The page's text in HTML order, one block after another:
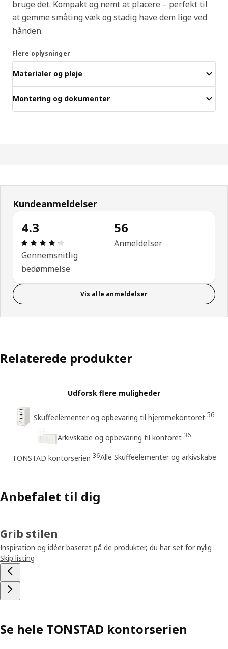
bruge det. Kompakt og nemt at placere – perfekt til
at gemme småting væk og stadig have dem lige ved
hånden.
Flere oplysninger
Materialer og pleje
Montering og dokumenter
Kundeanmeldelser
4.3
Anmeldelse: 4.3 Ud af 5 Stjerner. Anmeldelser i
Gennemsnitlig
bedømmelse
56
Anmeldelser
Vis alle anmeldelser
Relaterede produkter
Udforsk flere muligheder
Skuffeelementer og opbevaring til hjemmekontoret 56
Arkivskabe og opbevaring til kontoret 36
TONSTAD kontorserien 36Alle Skuffeelementer og arkivskabe
Anbefalet til dig
Grib stilen
Inspiration og idéer baseret på de produkter, du har set for nylig
Skip listing
Se hele TONSTAD kontorserien